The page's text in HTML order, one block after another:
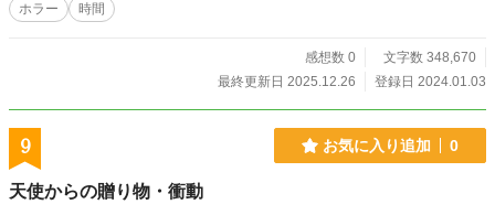
ホラー
時間
感想数 0
文字数 348,670
最終更新日 2025.12.26
登録日 2024.01.03
9 お気に入り追加 0
天使からの贈り物・衝動